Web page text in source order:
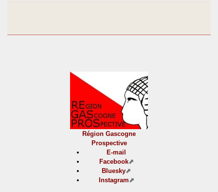
Région Gascogne
Prospective
E-mail
Facebook
Bluesky
Instagram